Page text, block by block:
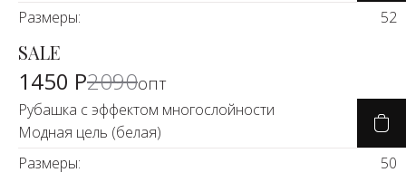
Размеры: 52
-30%
SALE
1450 Р2090опт
Рубашка с эффектом многослойности
Модная цель (белая)
Размеры:
50